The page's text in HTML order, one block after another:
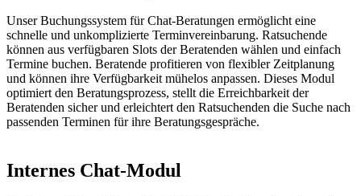
Unser Buchungssystem für Chat-Beratungen ermöglicht eine
schnelle und unkomplizierte Terminvereinbarung. Ratsuchende
können aus verfügbaren Slots der Beratenden wählen und einfach
Termine buchen. Beratende profitieren von flexibler Zeitplanung
und können ihre Verfügbarkeit mühelos anpassen. Dieses Modul
optimiert den Beratungsprozess, stellt die Erreichbarkeit der
Beratenden sicher und erleichtert den Ratsuchenden die Suche nach
passenden Terminen für ihre Beratungsgespräche.
Internes Chat-Modul